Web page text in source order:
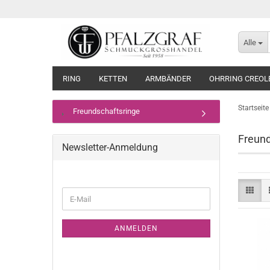
Alle
RING KETTEN ARMBÄNDER OHRRING
Startseite
Freundschaftsringe
Newsletter-Anmeldung
ZUR
E-
Mail
ANMELDEN